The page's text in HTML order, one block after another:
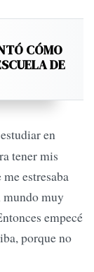
CÓMO
DE
en
tener mis
estresaba
mundo muy
empecé
porque no